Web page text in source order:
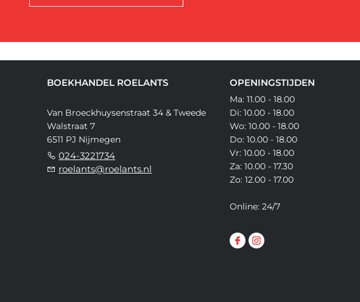
BOEKHANDEL ROELANTS
Van Broeckhuysenstraat 34 & Tweede
Walstraat 7
6511 PJ Nijmegen
024-3221734
roelants@roelants.nl
OPENINGSTIJDEN
Ma: 11.00 - 18.00
Di: 10.00 - 18.00
Wo: 10.00 - 18.00
Do: 10.00 - 18.00
Vr: 10.00 - 18.00
Za: 10.00 - 17.30
Zo: 12.00 - 17.00
Online: 24/7